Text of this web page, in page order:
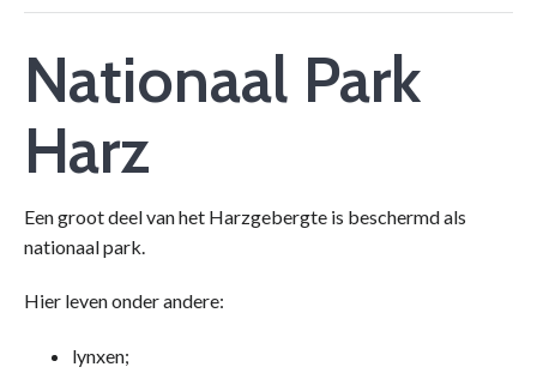
Nationaal Park
Harz
Een groot deel van het Harzgebergte is beschermd als
nationaal park.
Hier leven onder andere:
lynxen;